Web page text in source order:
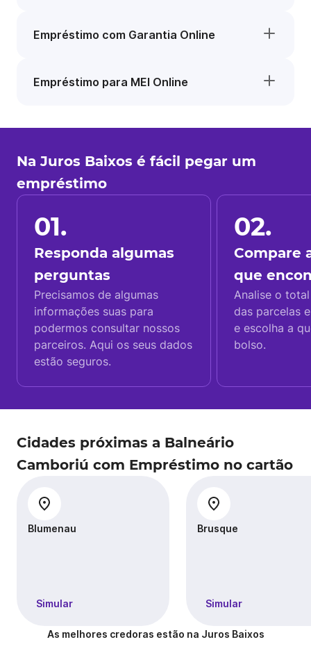
Empréstimo com Garantia Online
Empréstimo para MEI Online
Na Juros Baixos é fácil pegar um
empréstimo
01.
Responda algumas
perguntas
Precisamos de algumas
informações suas para
podermos consultar nossos
parceiros. Aqui os seus dados
estão seguros.
02.
Compare
que
Analise o
das parcelas
e escolha a
bolso.
Cidades próximas a Balneário
Camboriú com Empréstimo no cartão
Blumenau
Simular
Brusque
Simular
As melhores credoras estão na Juros Baixos